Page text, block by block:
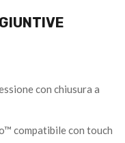
con chiusura a
compatibile con touch